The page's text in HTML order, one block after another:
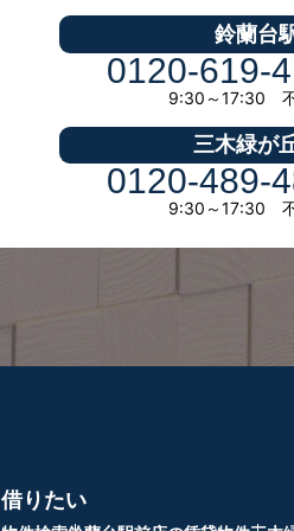
鈴蘭台
0120-619-
9:30～17:30
三木緑が
0120-489-
9:30～17:30
借りたい